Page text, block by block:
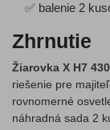
✅ balenie 2
Zhrnutie
Žiarovka X H7
riešenie pre
rovnomerné
náhradná sada 2